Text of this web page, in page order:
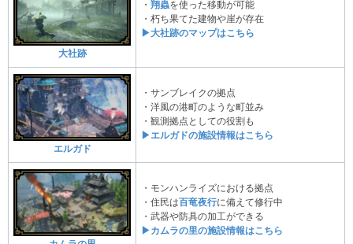
大社跡
・ 翔蟲を使った移動が可能
・朽ち果てた建物や崖が存在
▶大社跡のマップはこちら
エルガド
・サンブレイクの拠点
・洋風の港町のような町並み
・観測拠点としての役割も
▶エルガドの施設情報はこちら
・モンハンライズにおける拠点
・住民は百竜夜行に備えて修行中
・武器や防具の加工ができる
▶カムラの里の施設情報はこちら